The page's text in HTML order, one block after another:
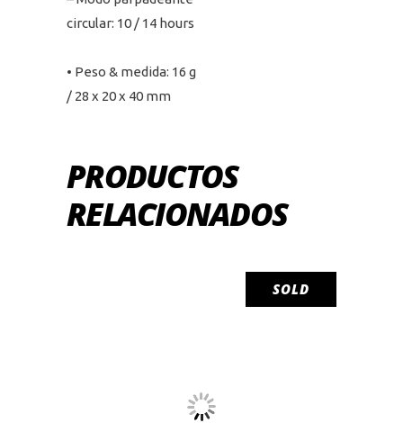
circular: 10 / 14 hours
• Peso & medida: 16 g
/ 28 x 20 x 40 mm
PRODUCTOS
RELACIONADOS
SOLD
LEER MÁS